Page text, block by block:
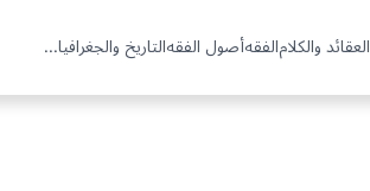
العقائد والكلامالفقهأصول الفقهالتاريخ والجغرافيا...